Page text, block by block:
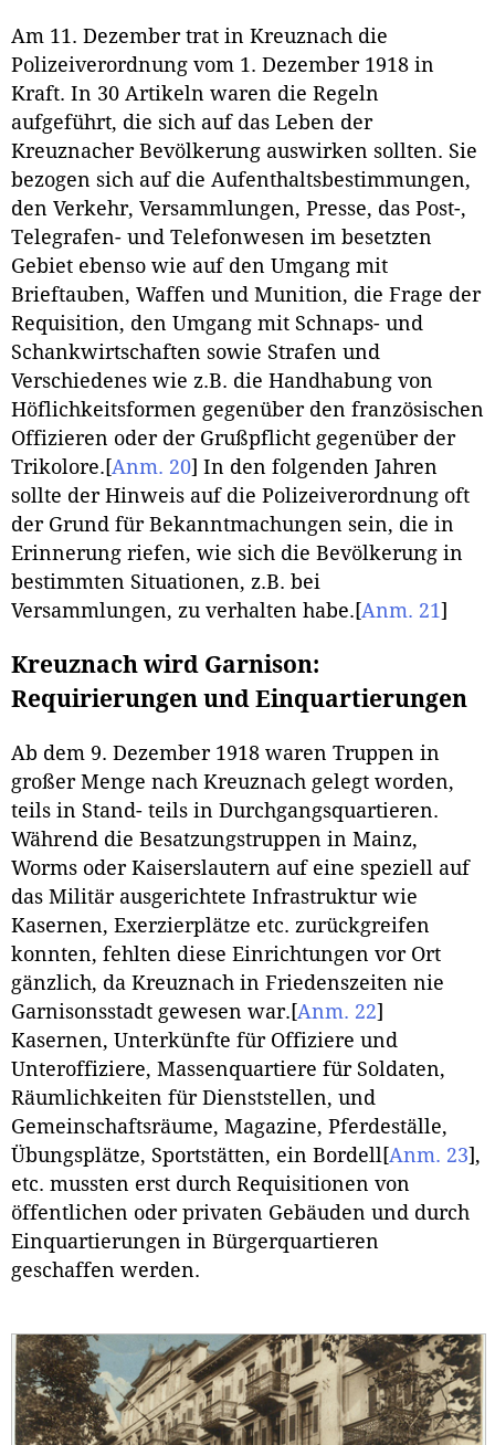
Am 11. Dezember trat in Kreuznach die
Polizeiverordnung vom 1. Dezember 1918 in
Kraft. In 30 Artikeln waren die Regeln
aufgeführt, die sich auf das Leben der
Kreuznacher Bevölkerung auswirken sollten. Sie
bezogen sich auf die Aufenthaltsbestimmungen,
den Verkehr, Versammlungen, Presse, das Post-,
Telegrafen- und Telefonwesen im besetzten
Gebiet ebenso wie auf den Umgang mit
Brieftauben, Waffen und Munition, die Frage der
Requisition, den Umgang mit Schnaps- und
Schankwirtschaften sowie Strafen und
Verschiedenes wie z.B. die Handhabung von
Höflichkeitsformen gegenüber den französischen
Offizieren oder der Grußpflicht gegenüber der
Trikolore. [Anm. 20] In den folgenden Jahren
sollte der Hinweis auf die Polizeiverordnung oft
der Grund für Bekanntmachungen sein, die in
Erinnerung riefen, wie sich die Bevölkerung in
bestimmten Situationen, z.B. bei
Versammlungen, zu verhalten habe. [Anm. 21]
Kreuznach wird Garnison:
Requirierungen und Einquartierungen
Ab dem 9. Dezember 1918 waren Truppen in
großer Menge nach Kreuznach gelegt worden,
teils in Stand- teils in Durchgangsquartieren.
Während die Besatzungstruppen in Mainz,
Worms oder Kaiserslautern auf eine speziell auf
das Militär ausgerichtete Infrastruktur wie
Kasernen, Exerzierplätze etc. zurückgreifen
konnten, fehlten diese Einrichtungen vor Ort
gänzlich, da Kreuznach in Friedenszeiten nie
Garnisonsstadt gewesen war. [Anm. 22]
Kasernen, Unterkünfte für Offiziere und
Unteroffiziere, Massenquartiere für Soldaten,
Räumlichkeiten für Dienststellen, und
Gemeinschaftsräume, Magazine, Pferdeställe,
Übungsplätze, Sportstätten, ein Bordell[Anm. 23] ,
etc. mussten erst durch Requisitionen von
öffentlichen oder privaten Gebäuden und durch
Einquartierungen in Bürgerquartieren
geschaffen werden.